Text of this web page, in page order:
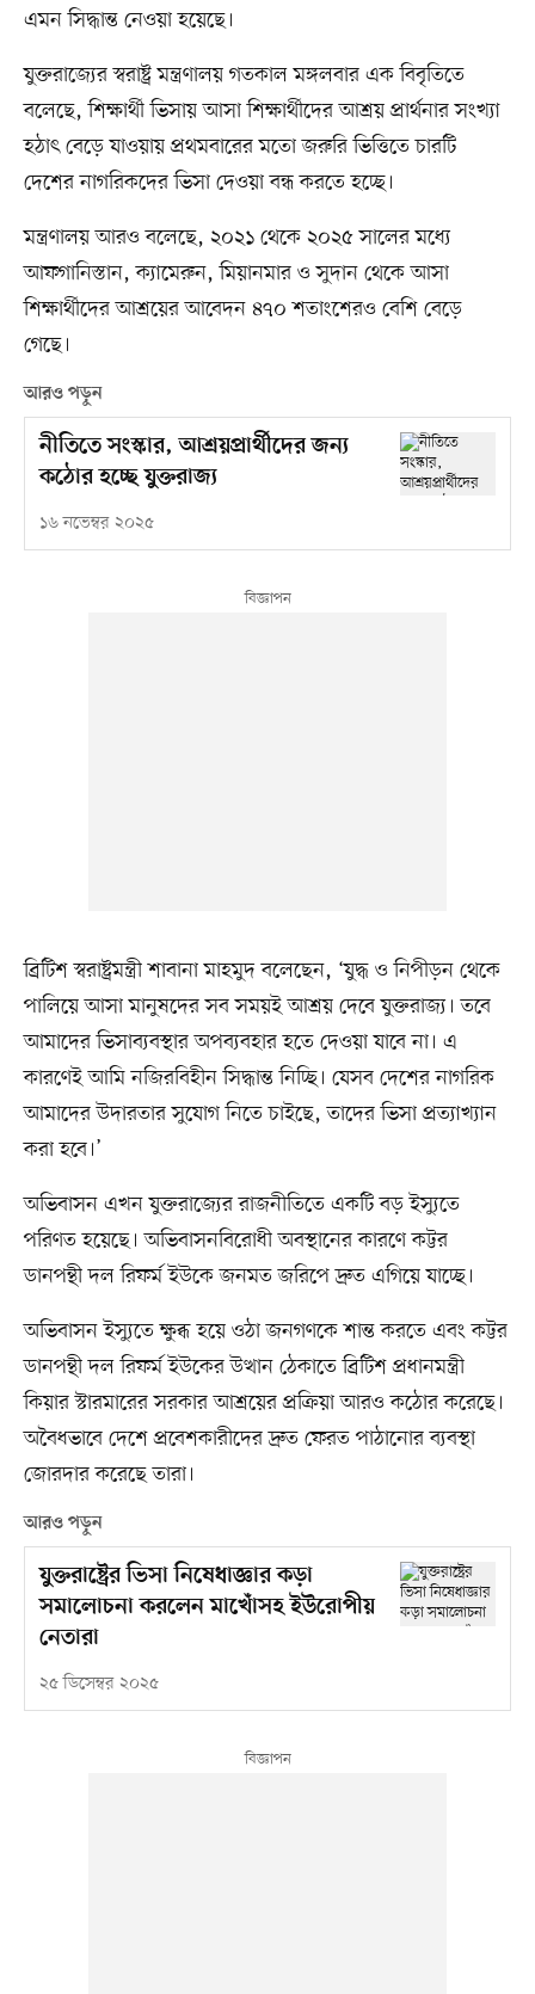
এমন সিদ্ধান্ত নেওয়া হয়েছে।
যুক্তরাজ্যের স্বরাষ্ট্র মন্ত্রণালয় গতকাল মঙ্গলবার এক বিবৃতিতে
বলেছে, শিক্ষার্থী ভিসায় আসা শিক্ষার্থীদের আশ্রয় প্রার্থনার সংখ্যা
হঠাৎ বেড়ে যাওয়ায় প্রথমবারের মতো জরুরি ভিত্তিতে চারটি
দেশের নাগরিকদের ভিসা দেওয়া বন্ধ করতে হচ্ছে।
মন্ত্রণালয় আরও বলেছে, ২০২১ থেকে ২০২৫ সালের মধ্যে
আফগানিস্তান, ক্যামেরুন, মিয়ানমার ও সুদান থেকে আসা
শিক্ষার্থীদের আশ্রয়ের আবেদন ৪৭০ শতাংশেরও বেশি বেড়ে
গেছে।
আরও পড়ুন
নীতিতে সংস্কার, আশ্রয়প্রার্থীদের জন্য
কঠোর হচ্ছে যুক্তরাজ্য
১৬ নভেম্বর ২০২৫
ব্রিটিশ স্বরাষ্ট্রমন্ত্রী শাবানা মাহমুদ বলেছেন, ‘যুদ্ধ ও নিপীড়ন থেকে
পালিয়ে আসা মানুষদের সব সময়ই আশ্রয় দেবে যুক্তরাজ্য। তবে
আমাদের ভিসাব্যবস্থার অপব্যবহার হতে দেওয়া যাবে না। এ
কারণেই আমি নজিরবিহীন সিদ্ধান্ত নিচ্ছি। যেসব দেশের নাগরিক
আমাদের উদারতার সুযোগ নিতে চাইছে, তাদের ভিসা প্রত্যাখ্যান
করা হবে।’
অভিবাসন এখন যুক্তরাজ্যের রাজনীতিতে একটি বড় ইস্যুতে
পরিণত হয়েছে। অভিবাসনবিরোধী অবস্থানের কারণে কট্টর
ডানপন্থী দল রিফর্ম ইউকে জনমত জরিপে দ্রুত এগিয়ে যাচ্ছে।
অভিবাসন ইস্যুতে ক্ষুব্ধ হয়ে ওঠা জনগণকে শান্ত করতে এবং কট্টর
ডানপন্থী দল রিফর্ম ইউকের উত্থান ঠেকাতে ব্রিটিশ প্রধানমন্ত্রী
কিয়ার স্টারমারের সরকার আশ্রয়ের প্রক্রিয়া আরও কঠোর করেছে।
অবৈধভাবে দেশে প্রবেশকারীদের দ্রুত ফেরত পাঠানোর ব্যবস্থা
জোরদার করেছে তারা।
আরও পড়ুন
যুক্তরাষ্ট্রের ভিসা নিষেধাজ্ঞার কড়া
সমালোচনা করলেন মাখোঁসহ ইউরোপীয়
নেতারা
২৫ ডিসেম্বর ২০২৫